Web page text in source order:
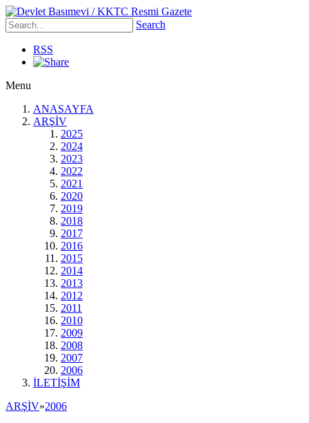
Search
RSS
Menu
ANASAYFA
ARŞİV
2025
2024
2023
2022
2021
2020
2019
2018
2017
2016
2015
2014
2013
2012
2011
2010
2009
2008
2007
2006
İLETİŞİM
ARŞİV»2006